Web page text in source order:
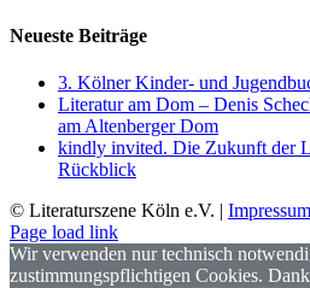
Neueste Beiträge
3. Kölner Kinder- und
Literatur am Dom – Denis
am Altenberger Dom
kindly invited. Die Zukunft der
Rückblick
© Literaturszene Köln e.V. | Impressum
Page load link
Wir verwenden nur technisch
zustimmungspflichtigen Cookies.